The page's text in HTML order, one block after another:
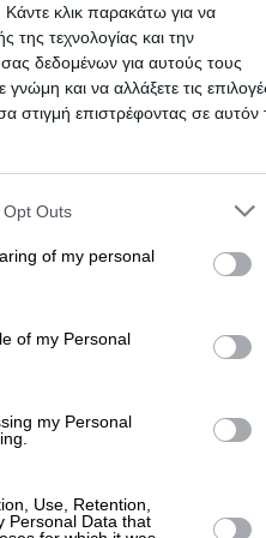
Κάντε κλικ παρακάτω για να
τεχνολογίας και την
δεδομένων για αυτούς τους
και να αλλάξετε τις
στιγμή επιστρέφοντας σε αυτόν
uses one or more Google
including but not limited to
to use your data for below
section.
Outs
of my personal
of my Personal
my Personal
Use, Retention,
Personal Data that
Αθανάσιος Δράμας > Γεωργία
Κλειδιά & Κλειδαριές
Οδοντίατροι
Λάρισα Ηράκλειο
Καλλιθέα
Ρόδος